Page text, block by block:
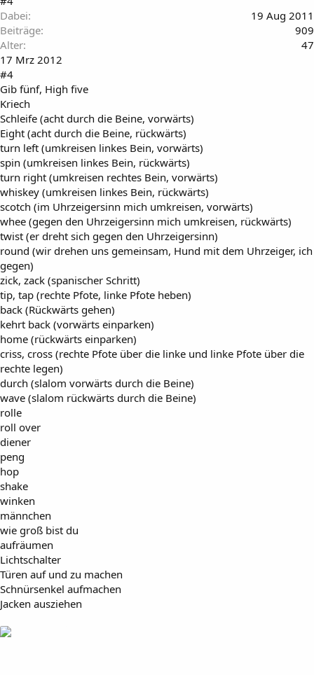
Dabei
19 Aug 2011
Beiträge
909
Alter
47
17 Mrz 2012
#4
Gib fünf, High five
Kriech
Schleife (acht durch die Beine, vorwärts)
Eight (acht durch die Beine, rückwärts)
turn left (umkreisen linkes Bein, vorwärts)
spin (umkreisen linkes Bein, rückwärts)
turn right (umkreisen rechtes Bein, vorwärts)
whiskey (umkreisen linkes Bein, rückwärts)
scotch (im Uhrzeigersinn mich umkreisen, vorwärts)
whee (gegen den Uhrzeigersinn mich umkreisen, rückwärts)
twist (er dreht sich gegen den Uhrzeigersinn)
round (wir drehen uns gemeinsam, Hund mit dem Uhrzeiger, ich
gegen)
zick, zack (spanischer Schritt)
tip, tap (rechte Pfote, linke Pfote heben)
back (Rückwärts gehen)
kehrt back (vorwärts einparken)
home (rückwärts einparken)
criss, cross (rechte Pfote über die linke und linke Pfote über die
rechte legen)
durch (slalom vorwärts durch die Beine)
wave (slalom rückwärts durch die Beine)
rolle
roll over
diener
peng
hop
shake
winken
männchen
wie groß bist du
aufräumen
Lichtschalter
Türen auf und zu machen
Schnürsenkel aufmachen
Jacken ausziehen